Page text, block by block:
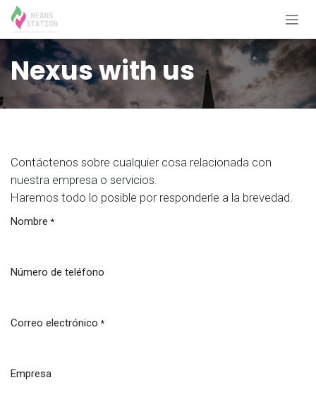
Ir al contenido
Nexus with us
Contáctenos sobre cualquier cosa relacionada con
nuestra empresa o servicios.
Haremos todo lo posible por responderle a la brevedad.
Nombre *
Número de teléfono
Correo electrónico *
Empresa